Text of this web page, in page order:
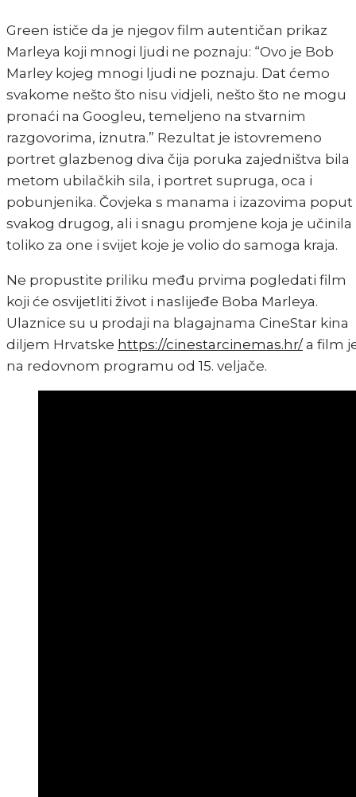
Green ističe da je njegov film autentičan prikaz
Marleya koji mnogi ljudi ne poznaju: “Ovo je Bob
Marley kojeg mnogi ljudi ne poznaju. Dat ćemo
svakome nešto što nisu vidjeli, nešto što ne mogu
pronaći na Googleu, temeljeno na stvarnim
razgovorima, iznutra.” Rezultat je istovremeno
portret glazbenog diva čija poruka zajedništva bila
metom ubilačkih sila, i portret supruga, oca i
pobunjenika. Čovjeka s manama i izazovima poput
svakog drugog, ali i snagu promjene koja je učinila
toliko za one i svijet koje je volio do samoga kraja.
Ne propustite priliku među prvima pogledati film
koji će osvijetliti život i naslijeđe Boba Marleya.
Ulaznice su u prodaji na blagajnama CineStar kina
diljem Hrvatske https://cinestarcinemas.hr/ a film
na redovnom programu od 15. veljače.